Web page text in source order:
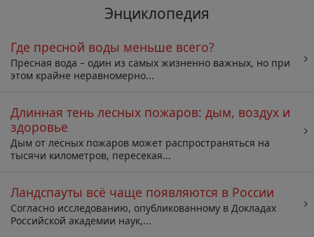
Энциклопедия
Где пресной воды меньше всего?
Пресная вода – один из самых жизненно важных, но при
этом крайне неравномерно...
Длинная тень лесных пожаров: дым, воздух и
здоровье
Дым от лесных пожаров может распространяться на
тысячи километров, пересекая...
Ландспауты всё чаще появляются в России
Согласно исследованию, опубликованному в Докладах
Российской академии наук,...